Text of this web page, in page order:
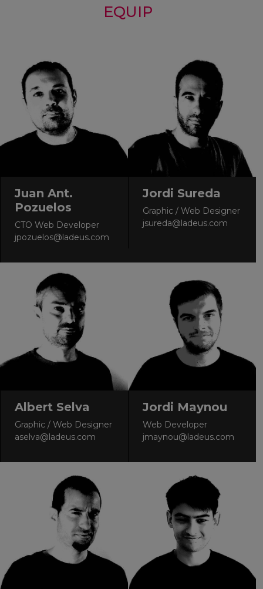
EQUIP
Juan Ant.
Pozuelos
CTO Web Developer
jpozuelos@ladeus.com
Jordi Sureda
Graphic / Web Designer
jsureda@ladeus.com
Albert Selva
Graphic / Web Designer
aselva@ladeus.com
Jordi Maynou
Web Developer
jmaynou@ladeus.com